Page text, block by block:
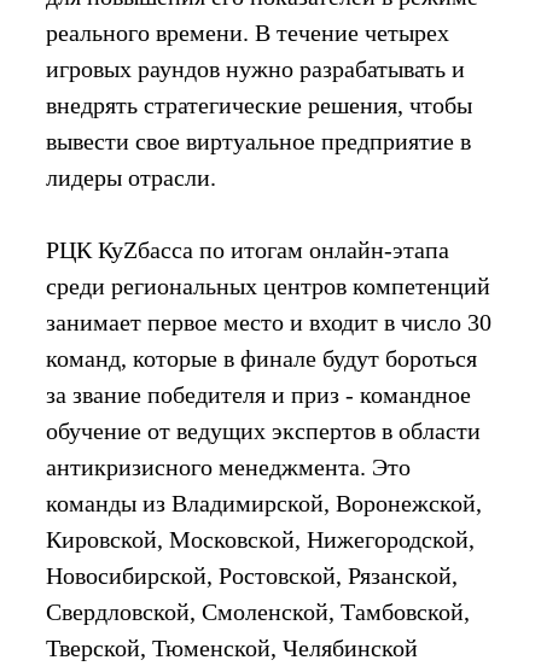
реального времени. В течение четырех
игровых раундов нужно разрабатывать и
внедрять стратегические решения, чтобы
вывести свое виртуальное предприятие в
лидеры отрасли.
РЦК КуZбасса по итогам онлайн-этапа
среди региональных центров компетенций
занимает первое место и входит в число 30
команд, которые в финале будут бороться
за звание победителя и приз - командное
обучение от ведущих экспертов в области
антикризисного менеджмента. Это
команды из Владимирской, Воронежской,
Кировской, Московской, Нижегородской,
Новосибирской, Ростовской, Рязанской,
Свердловской, Смоленской, Тамбовской,
Тверской, Тюменской, Челябинской